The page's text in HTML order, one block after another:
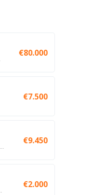
€80.000
€7.500
€9.450
€2.000